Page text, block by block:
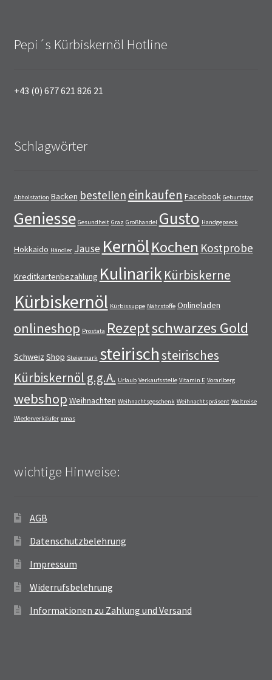
Pepi´s Kürbiskernöl Hotline
+43 (0) 677 621 826 21
Schlagwörter
Abholstation Backen bestellen einkaufen Facebook Geburtstag
Geniesse Gesundheit Graz Großhandel Gusto Handgepaeck
Hokkaido Händler Jause KernölKochen Kostprobe
Kreditkartenbezahlung Kulinarik Kürbiskerne
Kürbiskernöl Kürbissuppe Nährstoffe Onlineladen
onlineshop Prostata Rezeptschwarzes Gold
Schweiz Shop Steiermark steirischsteirisches
Kürbiskernöl g.g.A. Urlaub Verkaufsstelle Vitamin E Vorarlberg
webshop Weihnachten Weihnachtsgeschenk Weihnachtspräsent Weltreise
Wiederverkäufer xmas
wichtige Hinweise:
AGB
Datenschutzbelehrung
Impressum
Widerrufsbelehrung
Informationen zu Zahlung und Versand